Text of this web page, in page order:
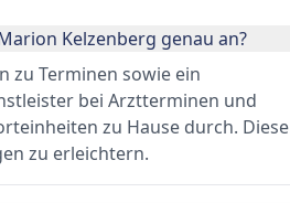
Kelzenberg genau an?
zu Terminen sowie ein
bei Arztterminen und
zu Hause durch. Diese
zu erleichtern.